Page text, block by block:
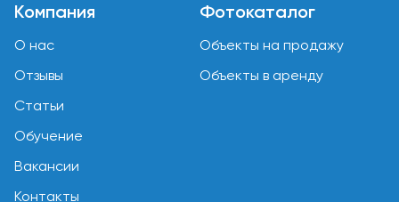
Компания
О нас
Отзывы
Статьи
Обучение
Вакансии
Контакты
Фотокаталог
Объекты на продажу
Объекты в аренду